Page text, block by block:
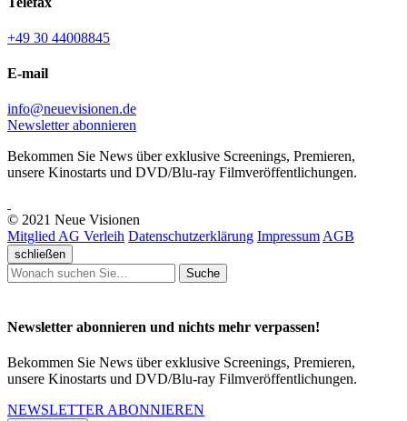
+49 30 44008845
E-mail
info@neuevisionen.de
Newsletter abonnieren
Bekommen Sie News über exklusive Screenings, Premieren,
unsere Kinostarts und DVD/Blu-ray Filmveröffentlichungen.
© 2021 Neue Visionen
Mitglied AG Verleih Datenschutzerklärung ImpressumAGB
schließen
Suche
Newsletter abonnieren und nichts mehr verpassen!
Bekommen Sie News über exklusive Screenings, Premieren,
unsere Kinostarts und DVD/Blu-ray Filmveröffentlichungen.
NEWSLETTER ABONNIEREN